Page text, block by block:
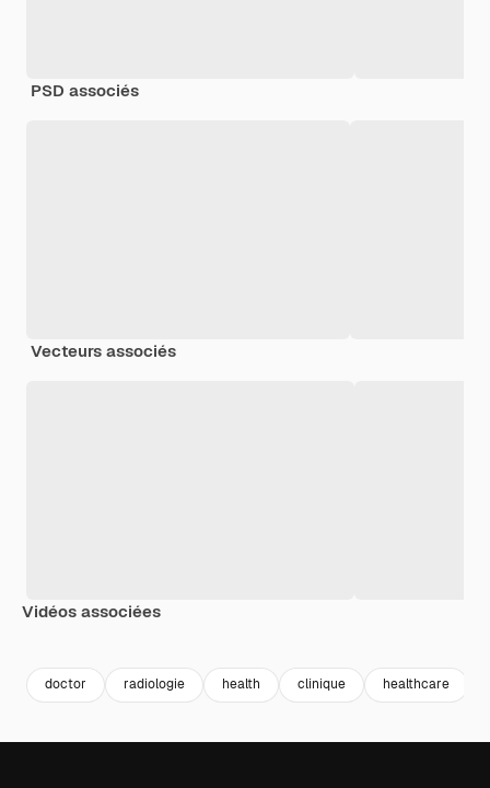
PSD associés
Vecteurs associés
Vidéos associées
doctor radiologie health clinique healthcare